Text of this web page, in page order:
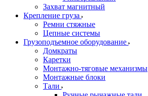
Захват магнитный
Крепление груза
Ремни стяжные
Цепные системы
Грузоподъемное оборудование
Домкраты
Каретки
Монтажно-тяговые механизмы
Монтажные блоки
Тали